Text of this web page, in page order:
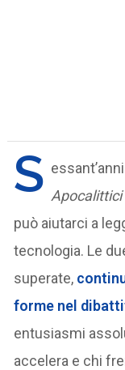
S
può aiutarci a
tecnologia. Le
superate,
forme nel
entusiasmi
accelera e chi